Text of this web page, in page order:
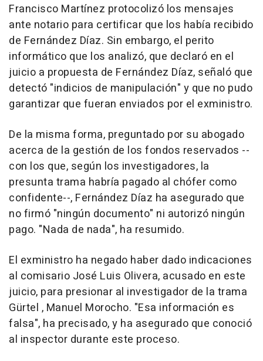
Francisco Martínez protocolizó los mensajes
ante notario para certificar que los había recibido
de Fernández Díaz. Sin embargo, el perito
informático que los analizó, que declaró en el
juicio a propuesta de Fernández Díaz, señaló que
detectó "indicios de manipulación" y que no pudo
garantizar que fueran enviados por el exministro.
De la misma forma, preguntado por su abogado
acerca de la gestión de los fondos reservados --
con los que, según los investigadores, la
presunta trama habría pagado al chófer como
confidente--, Fernández Díaz ha asegurado que
no firmó "ningún documento" ni autorizó ningún
pago. "Nada de nada", ha resumido.
El exministro ha negado haber dado indicaciones
al comisario José Luis Olivera, acusado en este
juicio, para presionar al investigador de la trama
Gürtel , Manuel Morocho. "Esa información es
falsa", ha precisado, y ha asegurado que conoció
al inspector durante este proceso.